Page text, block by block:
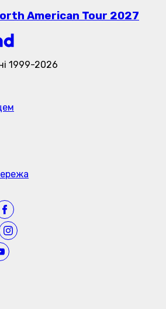
American Tour 2027
1999-2026